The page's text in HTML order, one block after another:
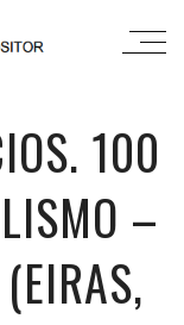
100
–